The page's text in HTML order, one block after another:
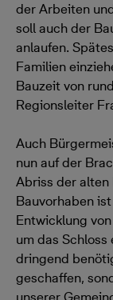
der Arbeiten
soll auch der
anlaufen.
Familien
Bauzeit von
Regionsleiter
Auch
nun auf der
Abriss der alten
Bauvorhaben
Entwicklung
um das
dringend
geschaffen,
unserer